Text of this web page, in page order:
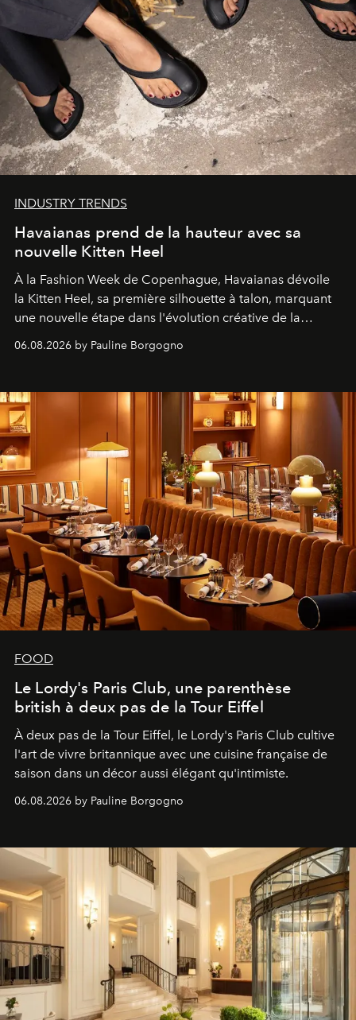
INDUSTRY TRENDS
Havaianas prend de la hauteur avec sa
nouvelle Kitten Heel
À la Fashion Week de Copenhague, Havaianas dévoile
la Kitten Heel, sa première silhouette à talon, marquant
une nouvelle étape dans l'évolution créative de la
06.08.2026 by Pauline Borgogno
FOOD
Le Lordy's Paris Club, une parenthèse
british à deux pas de la Tour Eiffel
À deux pas de la Tour Eiffel, le Lordy's Paris Club cultive
l'art de vivre britannique avec une cuisine française de
saison dans un décor aussi élégant qu'intimiste.
06.08.2026 by Pauline Borgogno